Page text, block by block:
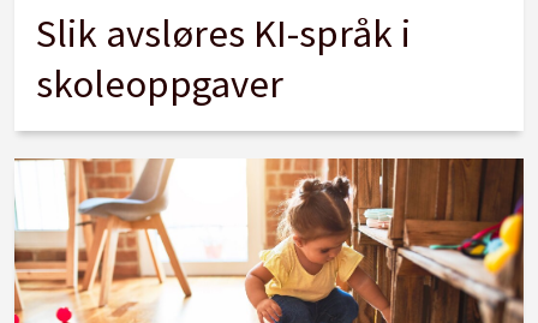
Slik avsløres KI-språk i
skoleoppgaver